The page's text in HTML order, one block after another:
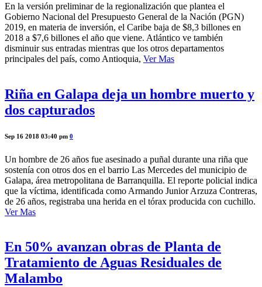
En la versión preliminar de la regionalización que plantea el
Gobierno Nacional del Presupuesto General de la Nación (PGN)
2019, en materia de inversión, el Caribe baja de $8,3 billones en
2018 a $7,6 billones el año que viene. Atlántico ve también
disminuir sus entradas mientras que los otros departamentos
principales del país, como Antioquia, Ver Mas
Riña en Galapa deja un hombre muerto y
dos capturados
Sep 16 2018 03:40 pm 0
Un hombre de 26 años fue asesinado a puñal durante una riña que
sostenía con otros dos en el barrio Las Mercedes del municipio de
Galapa, área metropolitana de Barranquilla. El reporte policial indica
que la víctima, identificada como Armando Junior Arzuza Contreras,
de 26 años, registraba una herida en el tórax producida con cuchillo.
Ver Mas
En 50% avanzan obras de Planta de
Tratamiento de Aguas Residuales de
Malambo